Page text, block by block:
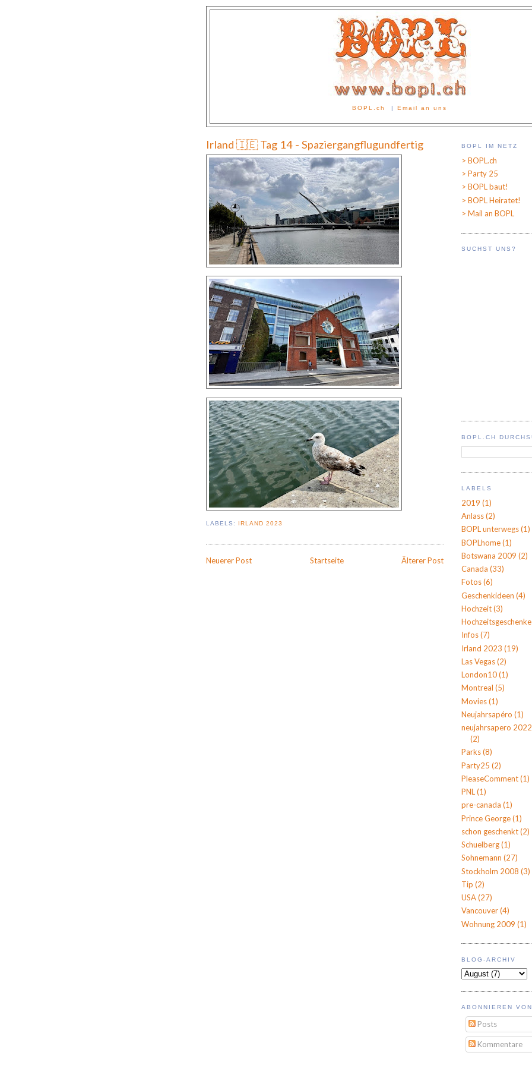
BOPL.ch | Email an uns
Irland 🇮🇪 Tag 14 - Spaziergangflugundfertig
LABELS: IRLAND 2023
Neuerer Post Älterer Post
Startseite
BOPL IM NETZ
> BOPL.ch
> Party 25
> BOPL baut!
> BOPL Heiratet!
> Mail an BOPL
SUCHST UNS?
BOPL.CH
LABELS
2019 (1)
Anlass(2)
BOPL unterwegs(1)
BOPLhome(1)
Botswana 2009 (2)
Canada (33)
Fotos(6)
Geschenkideen (4)
Hochzeit(3)
Hochzeitsgeschenke
Infos(7)
Irland 2023 (19)
Las Vegas(2)
London10(1)
Montreal (5)
Movies(1)
Neujahrsapéro (1)
neujahrsapero
(2)
Parks(8)
Party25 (2)
PleaseComment(1)
PNL(1)
pre-canada (1)
Prince George(1)
schon geschenkt(2)
Schuelberg(1)
Sohnemann (27)
Stockholm 2008 (3)
Tip (2)
USA(27)
Vancouver(4)
Wohnung 2009 (1)
BLOG-ARCHIV
ABONNIEREN
Posts
Kommentare